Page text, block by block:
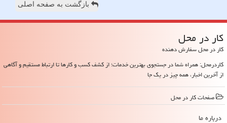
بازگشت به صفحه اصلی
كار در محل
کار در محل سفارش دهنده
کاردرمحل: همراه شما در جستجوی بهترین خدمات؛ از کشف کسب و کارها تا ارتباط مستقیم و آگاهی
از آخرین اخبار، همه چیز در یک جا
صفحات كار در محل
درباره ما